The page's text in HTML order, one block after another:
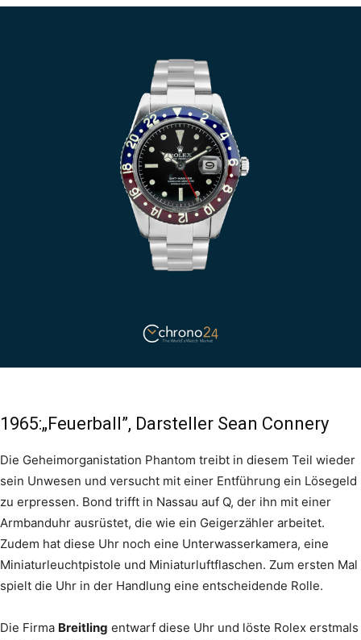
1965:„Feuerball”, Darsteller Sean Connery
Die Geheimorganistation Phantom treibt in diesem Teil wieder
sein Unwesen und versucht mit einer Entführung ein Lösegeld
zu erpressen. Bond trifft in Nassau auf Q, der ihn mit einer
Armbanduhr ausrüstet, die wie ein Geigerzähler arbeitet.
Zudem hat diese Uhr noch eine Unterwasserkamera, eine
Miniaturleuchtpistole und Miniaturluftflaschen. Zum ersten Mal
spielt die Uhr in der Handlung eine entscheidende Rolle.
Die Firma Breitling entwarf diese Uhr und löste Rolex erstmals